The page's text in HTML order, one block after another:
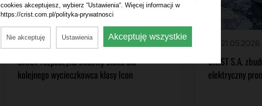
9.06.2026
CRIST rozpoczyna budowę bloku dla
kolejnego wycieczkowca klasy Icon
21.05.2026
CRIST S.A.
elektryczny
cookies akceptujesz, wybierz “Ustawienia“. Więcej informacji w
https://crist.com.pl/polityka-prywatnosci
Nie akceptuję Ustawienia Akceptuję wszystkie